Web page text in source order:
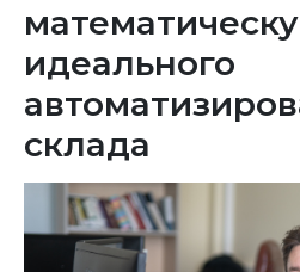
идеального
склада